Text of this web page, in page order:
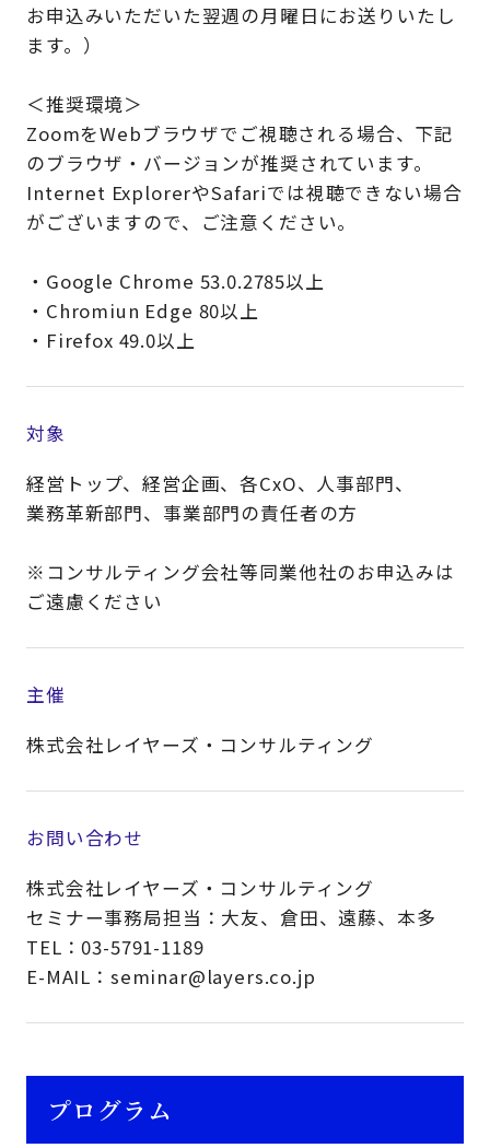
お申込みいただいた翌週の月曜日にお送りいたし
ます。）
＜推奨環境＞
ZoomをWebブラウザでご視聴される場合、下記
のブラウザ・バージョンが推奨されています。
Internet ExplorerやSafariでは視聴できない場合
がございますので、ご注意ください。
・Google Chrome 53.0.2785以上
・Chromiun Edge 80以上
・Firefox 49.0以上
対象
経営トップ、経営企画、各CxO、人事部門、
業務革新部門、事業部門の責任者の方
※コンサルティング会社等同業他社のお申込みは
ご遠慮ください​​
主催
株式会社レイヤーズ・コンサルティング
お問い合わせ
株式会社レイヤーズ・コンサルティング
セミナー事務局担当：大友、倉田、遠藤、本多
TEL：03-5791-1189
E-MAIL：seminar@layers.co.jp
プログラム